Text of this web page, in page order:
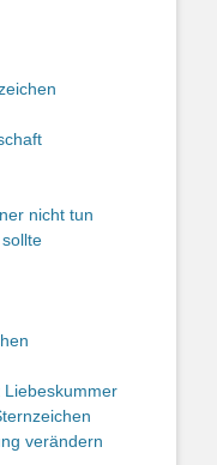
nicht tun
verändern